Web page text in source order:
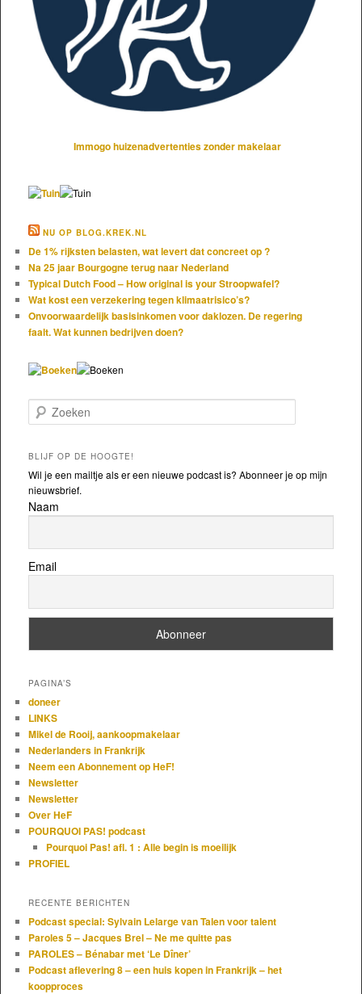
Immogo huizenadvertenties zonder makelaar
NU OP BLOG.KREK.NL
De 1% rijksten belasten, wat levert dat concreet op ?
Na 25 jaar Bourgogne terug naar Nederland
Typical Dutch Food – How original is your Stroopwafel?
Wat kost een verzekering tegen klimaatrisico’s?
Onvoorwaardelijk basisinkomen voor daklozen. De regering
faalt. Wat kunnen bedrijven doen?
Zoeken
BLIJF OP DE HOOGTE!
Wil je een mailtje als er een nieuwe podcast is? Abonneer je op mijn
nieuwsbrief.
Naam
Email
PAGINA’S
doneer
LINKS
Mikel de Rooij, aankoopmakelaar
Nederlanders in Frankrijk
Neem een Abonnement op HeF!
Newsletter
Newsletter
Over HeF
POURQUOI PAS! podcast
Pourquoi Pas! afl. 1 : Alle begin is moeilijk
PROFIEL
RECENTE BERICHTEN
Podcast special: Sylvain Lelarge van Talen voor talent
Paroles 5 – Jacques Brel – Ne me quitte pas
PAROLES – Bénabar met ‘Le Dîner’
Podcast aflevering 8 – een huis kopen in Frankrijk – het
koopproces